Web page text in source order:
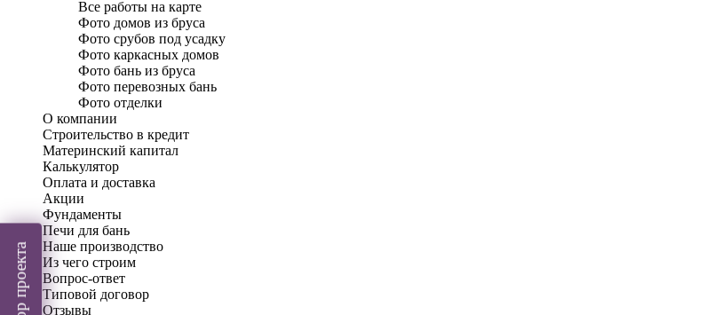
Все работы на карте
Фото домов из бруса
Фото срубов под усадку
Фото каркасных домов
Фото бань из бруса
Фото перевозных бань
Фото отделки
О компании
Строительство в кредит
Материнский капитал
Калькулятор
Оплата и доставка
Акции
Фундаменты
Печи для бань
Наше производство
Из чего строим
Вопрос-ответ
Типовой договор
Отзывы